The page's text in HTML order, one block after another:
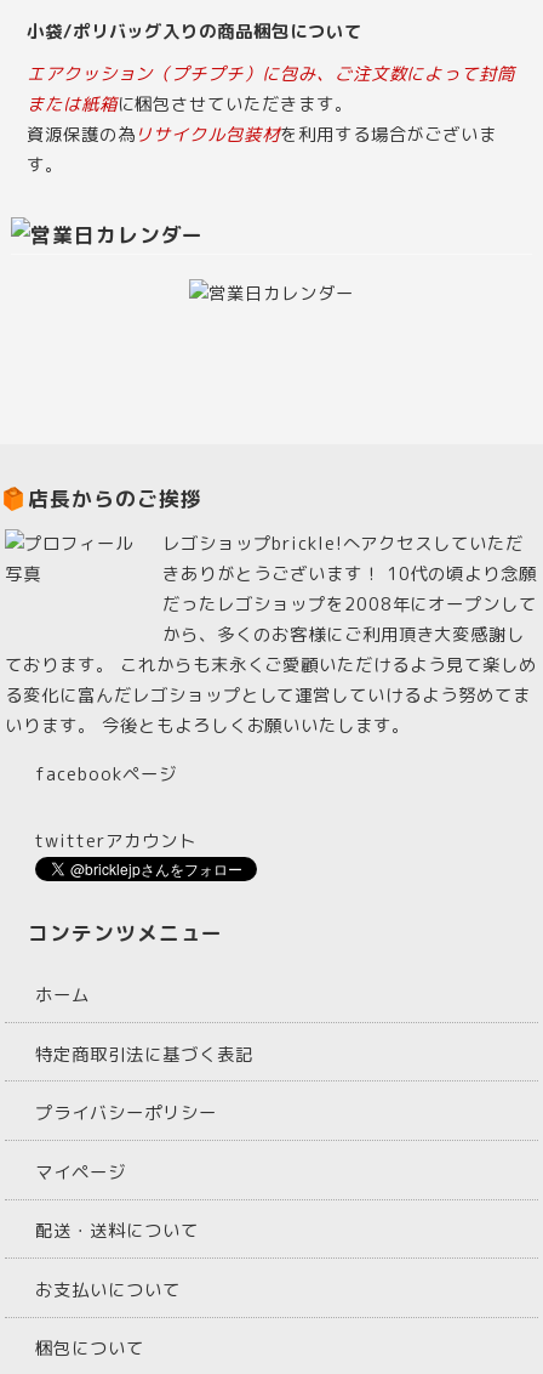
小袋/ポリバッグ入りの商品梱包について
エアクッション（プチプチ）に包み、ご注文数によって封筒
または紙箱に梱包させていただきます。
資源保護の為 リサイクル包装材を利用する場合がございま
す。
店長からのご挨拶
レゴショップbrickle!へアクセスしていただ
きありがとうございます！ 10代の頃より念願
だったレゴショップを2008年にオープンして
から、多くのお客様にご利用頂き大変感謝し
ております。 これからも末永くご愛顧いただけるよう見て楽しめ
る変化に富んだレゴショップとして運営していけるよう努めてま
いります。 今後ともよろしくお願いいたします。
facebookページ
twitterアカウント
コンテンツメニュー
ホーム
特定商取引法に基づく表記
プライバシーポリシー
マイページ
配送・送料について
お支払いについて
梱包について